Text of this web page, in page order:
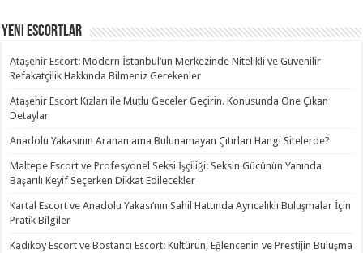
Yeni Escortlar
Ataşehir Escort: Modern İstanbul’un Merkezinde Nitelikli ve Güvenilir
Refakatçilik Hakkında Bilmeniz Gerekenler
Ataşehir Escort Kızları ile Mutlu Geceler Geçirin. Konusunda Öne Çıkan
Detaylar
Anadolu Yakasının Aranan ama Bulunamayan Çıtırları Hangi Sitelerde?
Maltepe Escort ve Profesyonel Seksi İşçiliği: Seksin Gücünün Yanında
Başarılı Keyif Seçerken Dikkat Edilecekler
Kartal Escort ve Anadolu Yakası’nın Sahil Hattında Ayrıcalıklı Buluşmalar İçin
Pratik Bilgiler
Kadıköy Escort ve Bostancı Escort: Kültürün, Eğlencenin ve Prestijin Buluşma